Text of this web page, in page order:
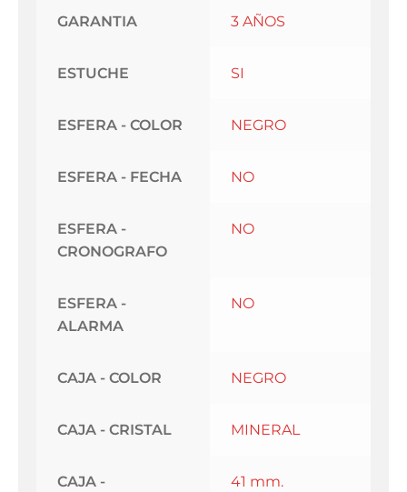
GARANTIA 3 AÑOS
ESTUCHE SI
ESFERA - COLOR NEGRO
ESFERA - FECHA NO
ESFERA -
CRONOGRAFO
NO
ESFERA -
ALARMA
NO
CAJA - COLOR NEGRO
CAJA - CRISTAL MINERAL
CAJA -
41 mm.